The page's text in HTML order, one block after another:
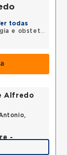
todas
e obstetrícia
Alfredo
-